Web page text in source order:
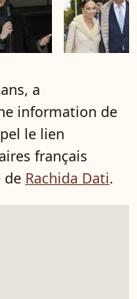
a
information de
le lien
français
de Rachida Dati.